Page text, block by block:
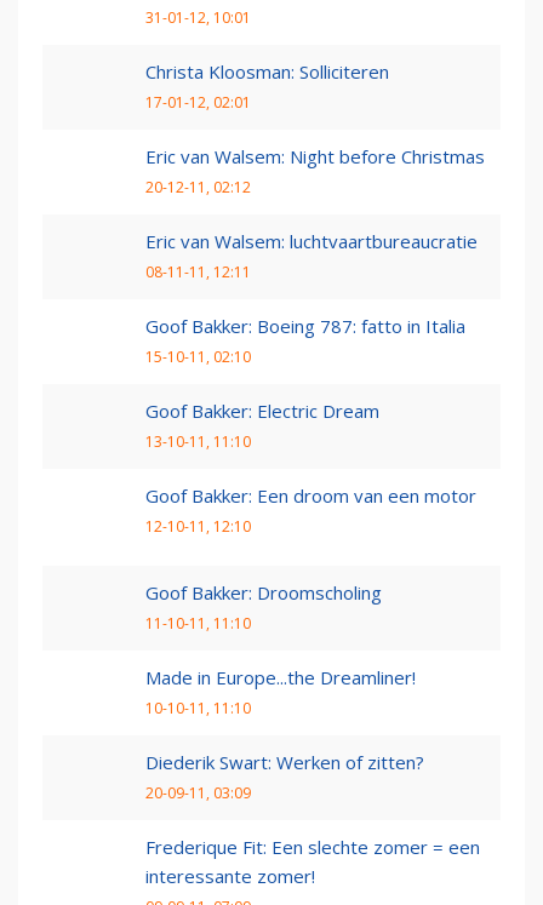
31-01-12, 10:01
Christa Kloosman: Solliciteren
17-01-12, 02:01
Eric van Walsem: Night before Christmas
20-12-11, 02:12
Eric van Walsem: luchtvaartbureaucratie
08-11-11, 12:11
Goof Bakker: Boeing 787: fatto in Italia
15-10-11, 02:10
Goof Bakker: Electric Dream
13-10-11, 11:10
Goof Bakker: Een droom van een motor
12-10-11, 12:10
Goof Bakker: Droomscholing
11-10-11, 11:10
Made in Europe...the Dreamliner!
10-10-11, 11:10
Diederik Swart: Werken of zitten?
20-09-11, 03:09
Frederique Fit: Een slechte zomer = een
interessante zomer!